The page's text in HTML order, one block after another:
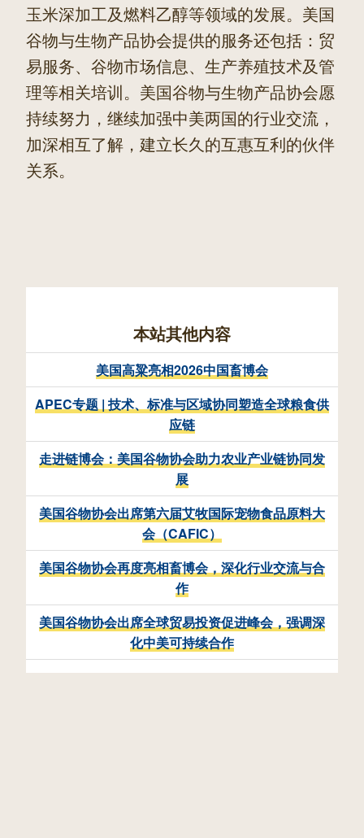
玉米深加工及燃料乙醇等领域的发展。美国
谷物与生物产品协会提供的服务还包括：贸
易服务、谷物市场信息、生产养殖技术及管
理等相关培训。美国谷物与生物产品协会愿
持续努力，继续加强中美两国的行业交流，
加深相互了解，建立长久的互惠互利的伙伴
关系。
本站其他内容
美国高粱亮相2026中国畜博会
APEC专题 | 技术、标准与区域协同塑造全球粮食供
应链
走进链博会：美国谷物协会助力农业产业链协同发
展
美国谷物协会出席第六届艾牧国际宠物食品原料大
会（CAFIC）
美国谷物协会再度亮相畜博会，深化行业交流与合
作
美国谷物协会出席全球贸易投资促进峰会，强调深
化中美可持续合作